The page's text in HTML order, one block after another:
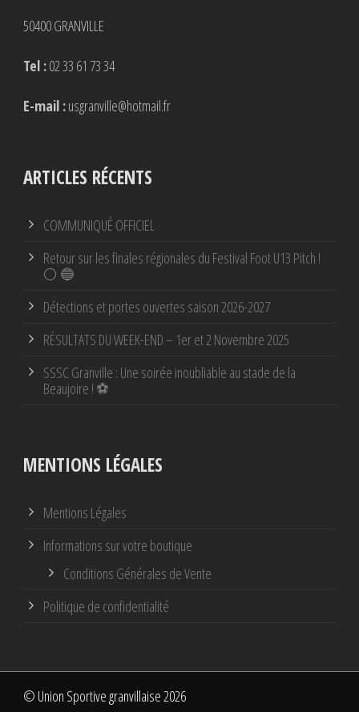
50400 GRANVILLE
Tel :02 33 61 73 34
E-mail :usgranville@hotmail.fr
ARTICLES RÉCENTS
COMMUNIQUÉ OFFICIEL
Retour sur les finales régionales du Festival Foot U13 Pitch !
⚪ 🔵
Détections et portes ouvertes saison 2026-2027
RÉSULTATS DU WEEK-END – 1er et 2 Novembre 2025
SSSC Granville : Une soirée inoubliable au stade de la
Beaujoire ! ⚽
MENTIONS LÉGALES
Mentions Légales
Informations sur votre boutique
Conditions Générales de Vente
Politique de confidentialité
© Union Sportive granvillaise 2026